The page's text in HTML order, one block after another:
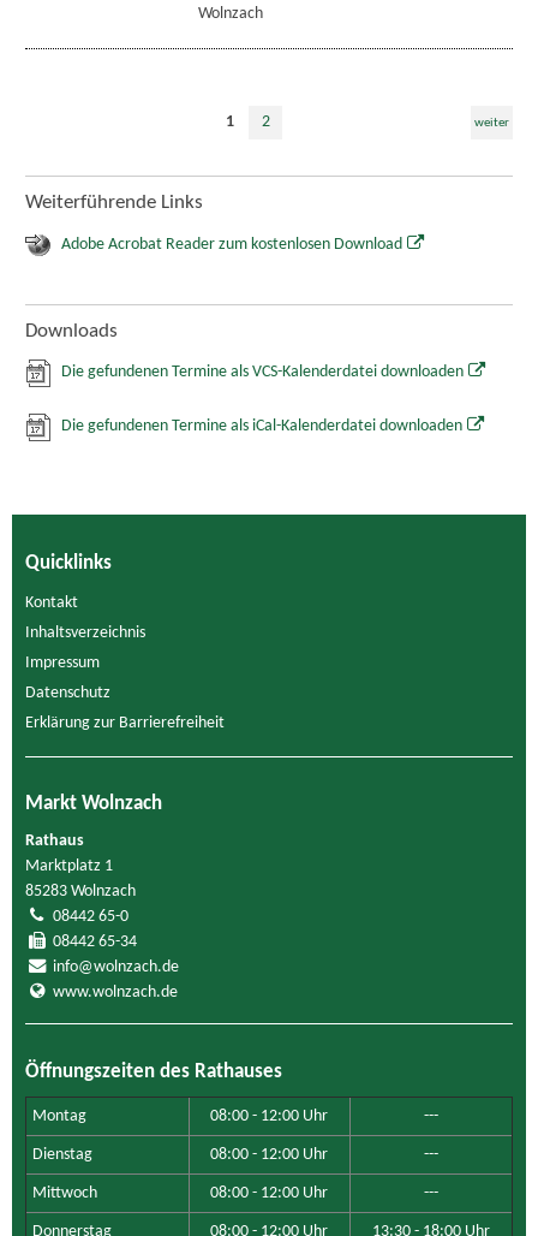
Wolnzach
1 2 weiter
Weiterführende Links
Adobe Acrobat Reader zum kostenlosen Download
Downloads
Die gefundenen Termine als VCS-Kalenderdatei downloaden
Die gefundenen Termine als iCal-Kalenderdatei downloaden
Quicklinks
Kontakt
Inhaltsverzeichnis
Impressum
Datenschutz
Erklärung zur Barrierefreiheit
Markt Wolnzach
Rathaus
Marktplatz 1
85283 Wolnzach
08442 65-0
08442 65-34
info@wolnzach.de
www.wolnzach.de
Öffnungszeiten des Rathauses
Montag 08:00 - 12:00 Uhr ---
Dienstag 08:00 - 12:00 Uhr ---
Mittwoch 08:00 - 12:00 Uhr ---
Donnerstag 08:00 - 12:00 Uhr 13:30 - 18:00 Uhr